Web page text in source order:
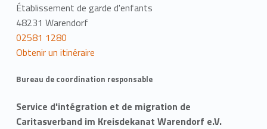
Établissement de garde d'enfants
48231 Warendorf
02581 1280
Obtenir un itinéraire
Bureau de coordination responsable
Service d'intégration et de migration de
Caritasverband im Kreisdekanat Warendorf e.V.